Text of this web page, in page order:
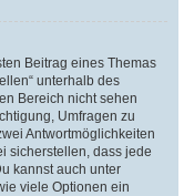
Beitrag eines Themas
unterhalb des
Bereich nicht sehen
Umfragen zu
Antwortmöglichkeiten
sicherstellen, dass jede
kannst auch unter
viele Optionen ein